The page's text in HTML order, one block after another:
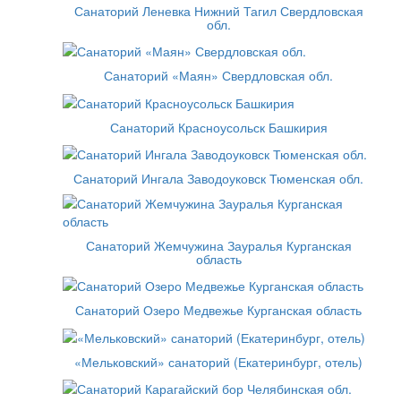
Санаторий Леневка Нижний Тагил Свердловская
обл.
Санаторий «Маян» Свердловская обл.
Санаторий Красноусольск Башкирия
Санаторий Ингала Заводоуковск Тюменская обл.
Санаторий Жемчужина Зауралья Курганская
область
Санаторий Озеро Медвежье Курганская область
«Мельковский» санаторий (Екатеринбург, отель)